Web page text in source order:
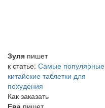
Зуля пишет
к статье: Самые популярные
китайские таблетки для
похудения
Как заказать
Ева пишет